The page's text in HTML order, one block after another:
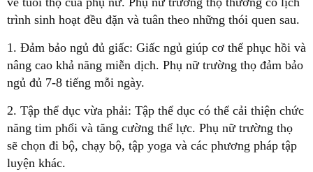
trình sinh hoạt đều đặn và tuân theo những thói quen sau.
1. Đảm bảo ngủ đủ giấc: Giấc ngủ giúp cơ thể phục hồi và
nâng cao khả năng miễn dịch. Phụ nữ trường thọ đảm bảo
ngủ đủ 7-8 tiếng mỗi ngày.
2. Tập thể dục vừa phải: Tập thể dục có thể cải thiện chức
năng tim phổi và tăng cường thể lực. Phụ nữ trường thọ
sẽ chọn đi bộ, chạy bộ, tập yoga và các phương pháp tập
luyện khác.